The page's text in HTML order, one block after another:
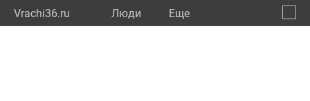
Vrachi36.ru Люди Eще